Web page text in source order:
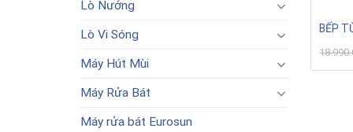
Lò Nướng
Lò Vi Sóng
Máy Hút Mùi
Máy Rửa Bát
Máy rửa bát Eurosun
BẾP